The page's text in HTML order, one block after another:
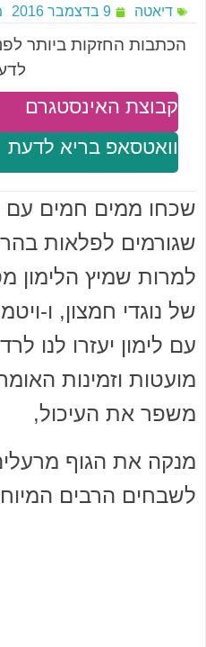
דיאטה 9 בדצמבר 2016
הכתבות החזקות ביותר
וואטסאפ בריא לדעת
קבוצת האינסטגרם
שגורמים לפלאות
למרות שמיץ הלימון
עם לימון יעזרו לנו
מועטות וזמינות
משפר את העיכול,
מנקה את הגוף
לשבחים הרבים